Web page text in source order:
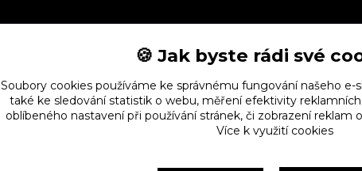
🍪 Jak byste rádi své
Soubory cookies používáme ke správnému fungování našeho e-
také ke sledování statistik o webu, měření efektivity
oblíbeného nastavení při používání stránek, či zobrazení reklam
Více k využití cookies